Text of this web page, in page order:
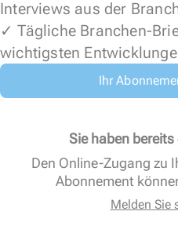
Interviews aus der
✓ Tägliche Branchen-
wichtigsten
Ihr
Sie haben
Den Online-Zugang zu
Abonnement
Melden Sie